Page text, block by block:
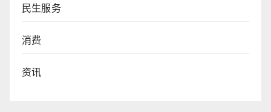
民生服务
消费
资讯